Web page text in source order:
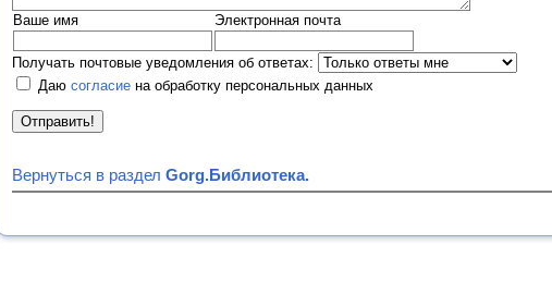
Ваше имя Электронная почта
Получать почтовые уведомления об ответах:
Даю согласие на обработку персональных данных
Вернуться в раздел Gorg.Библиотека.